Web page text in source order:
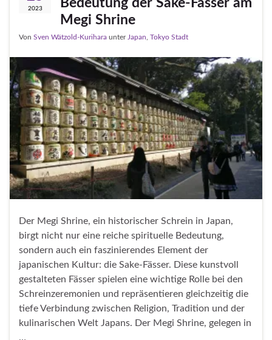
2023
Bedeutung der Sake-Fässer am
Megi Shrine
Von Sven Wätzold-Kurihara unter Japan Tokyo Stadt
Der Megi Shrine, ein historischer Schrein in Japan,
birgt nicht nur eine reiche spirituelle Bedeutung,
sondern auch ein faszinierendes Element der
japanischen Kultur: die Sake-Fässer. Diese kunstvoll
gestalteten Fässer spielen eine wichtige Rolle bei den
Schreinzeremonien und repräsentieren gleichzeitig die
tiefe Verbindung zwischen Religion, Tradition und der
kulinarischen Welt Japans. Der Megi Shrine, gelegen in
…